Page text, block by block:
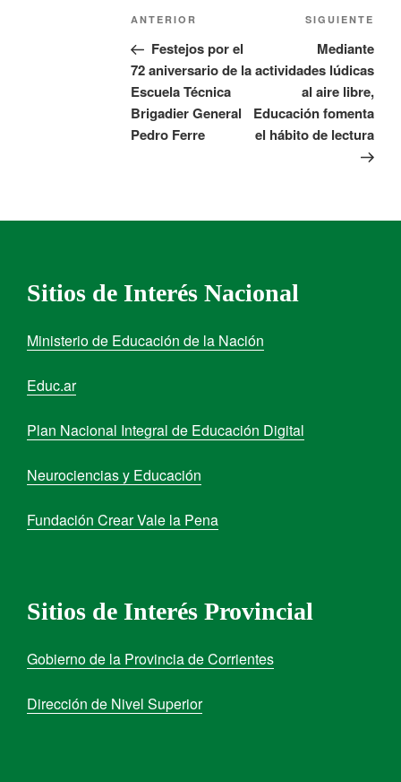
ANTERIOR
Festejos por el
72 aniversario de la
Escuela Técnica
Brigadier General
Pedro Ferre
SIGUIENTE
Mediante
actividades lúdicas
al aire libre,
Educación fomenta
el hábito de lectura
Sitios de Interés Nacional
Ministerio de Educación de la Nación
Educ.ar
Plan Nacional Integral de Educación Digital
Neurociencias y Educación
Fundación Crear Vale la Pena
Sitios de Interés Provincial
Gobierno de la Provincia de Corrientes
Dirección de Nivel Superior